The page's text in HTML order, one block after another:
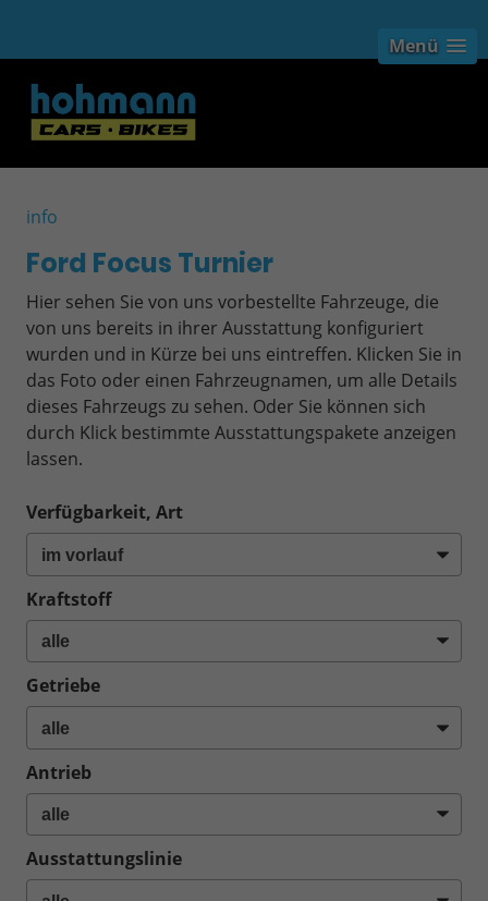
Menü
info
Ford Focus Turnier
Hier sehen Sie von uns vorbestellte Fahrzeuge, die
von uns bereits in ihrer Ausstattung konfiguriert
wurden und in Kürze bei uns eintreffen. Klicken Sie in
das Foto oder einen Fahrzeugnamen, um alle Details
dieses Fahrzeugs zu sehen. Oder Sie können sich
durch Klick bestimmte Ausstattungspakete anzeigen
lassen.
Verfügbarkeit, Art
Kraftstoff
Getriebe
Antrieb
Ausstattungslinie